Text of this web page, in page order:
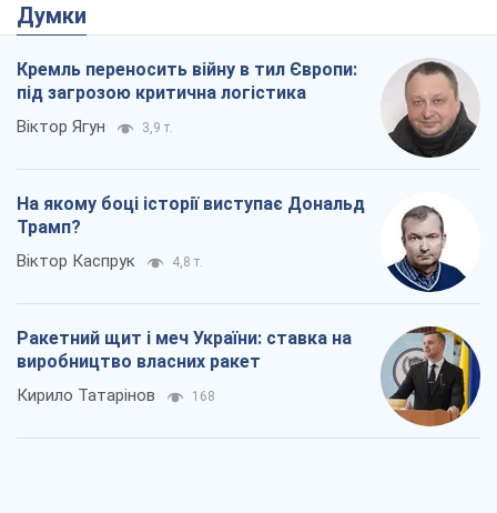
Думки
Кремль переносить війну в тил Європи:
під загрозою критична логістика
Віктор Ягун 3,9 т.
На якому боці історії виступає Дональд
Трамп?
Віктор Каспрук 4,8 т.
Ракетний щит і меч України: ставка на
виробництво власних ракет
Кирило Татарінов 168